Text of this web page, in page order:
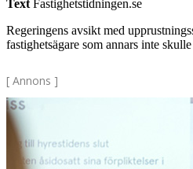
Text Fastighetstidningen.se
Regeringens avsikt med
fastighetsägare som annars inte
[ Annons ]